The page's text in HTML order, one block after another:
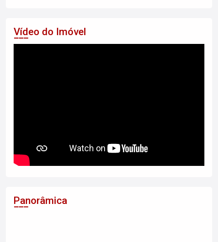
Vídeo do Imóvel
Panorâmica